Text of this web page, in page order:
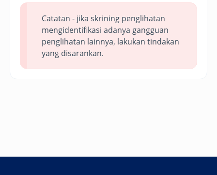
Catatan - jika skrining penglihatan
mengidentifikasi adanya gangguan
penglihatan lainnya, lakukan tindakan
yang disarankan.